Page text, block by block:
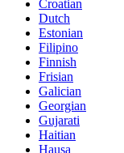
Croatian
Dutch
Estonian
Filipino
Finnish
Frisian
Galician
Georgian
Gujarati
Haitian
Hausa